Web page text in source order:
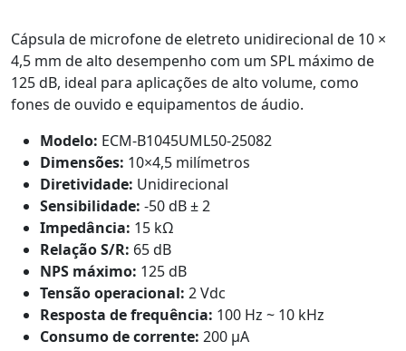
Cápsula de microfone de eletreto unidirecional de 10 ×
4,5 mm de alto desempenho com um SPL máximo de
125 dB, ideal para aplicações de alto volume, como
fones de ouvido e equipamentos de áudio.
Modelo: ECM-B1045UML50-25082
Dimensões: 10×4,5 milímetros
Diretividade: Unidirecional
Sensibilidade: -50 dB ± 2
Impedância: 15 kΩ
Relação S/R: 65 dB
NPS máximo: 125 dB
Tensão operacional: 2 Vdc
Resposta de frequência: 100 Hz ~ 10 kHz
Consumo de corrente: 200 μA